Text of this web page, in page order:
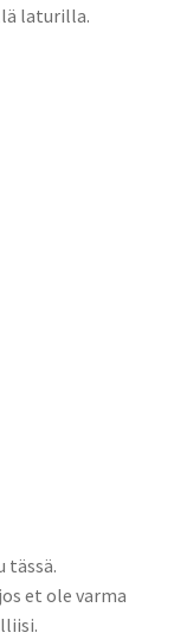
laturilla.
tässä.
et ole varma